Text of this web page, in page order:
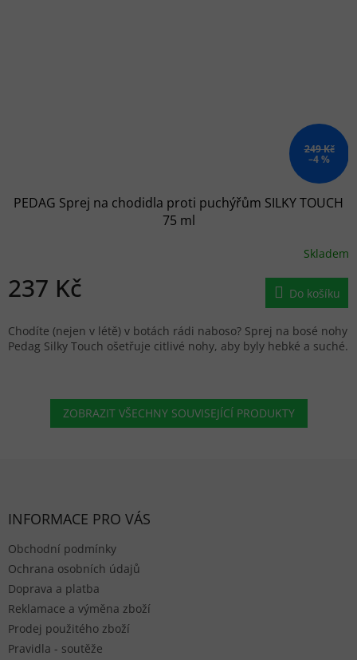
249 Kč
–4 %
PEDAG Sprej na chodidla proti puchýřům SILKY TOUCH
75 ml
Skladem
237 Kč Do košíku
Chodíte (nejen v létě) v botách rádi naboso? Sprej na bosé nohy
Pedag Silky Touch ošetřuje citlivé nohy, aby byly hebké a suché.
ZOBRAZIT VŠECHNY SOUVISEJÍCÍ PRODUKTY
INFORMACE PRO VÁS
Obchodní podmínky
Ochrana osobních údajů
Doprava a platba
Reklamace a výměna zboží
Prodej použitého zboží
Pravidla - soutěže